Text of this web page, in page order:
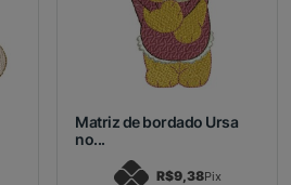
Matriz de bordado Ursa
no...
R$9,38Pix